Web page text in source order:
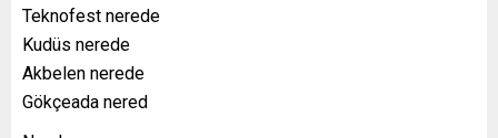
Teknofest nerede
Kudüs nerede
Akbelen nerede
Gökçeada nered